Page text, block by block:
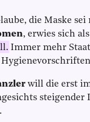
die Maske
, erwies sich als
Immer mehr
will die erst
steigender
.